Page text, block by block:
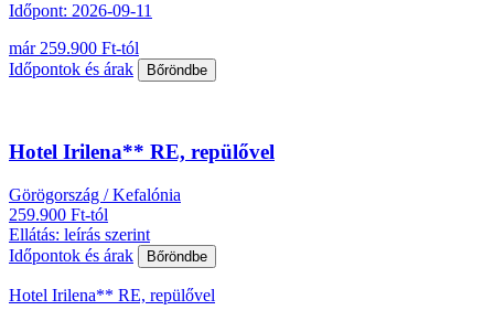
Időpont: 2026-09-11
már 259.900 Ft-tól
Időpontok és árak
Bőröndbe
Hotel Irilena** RE, repülővel
Görögország / Kefalónia
259.900 Ft-tól
Ellátás: leírás szerint
Időpontok és árak
Bőröndbe
Hotel Irilena** RE, repülővel